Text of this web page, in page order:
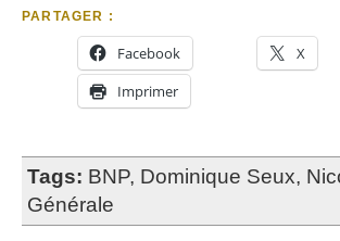
PARTAGER :
Facebook X
Imprimer
Tags: BNP, Dominique Seux,
Générale